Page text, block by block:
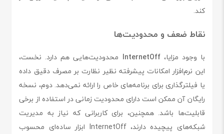
کند.
نقاط ضعف و محدودیت‌ها
با وجود مزایا،InternetOff محدودیت‌هایی هم دارد. نخست،
این نرم‌افزار امکانات پیشرفته نظیر نظارت بر مصرف دقیق داده
یا فیلترگذاری برای برنامه‌های خاص را ارائه نمی‌دهد. دوم، نسخه
رایگان آن ممکن است دارای محدودیت زمانی در استفاده از برخی
قابلیت‌ها باشد. همچنین، برای کاربرانی که نیاز به مدیریت
شبکه‌های پیچیده دارند، InternetOff ابزار ساده‌ای محسوب